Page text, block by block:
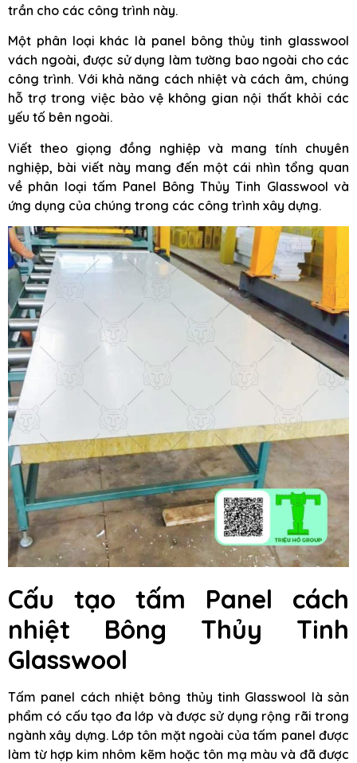
trần cho các công trình này.
Một phân loại khác là panel bông thủy tinh glasswool
vách ngoài, được sử dụng làm tường bao ngoài cho các
công trình. Với khả năng cách nhiệt và cách âm, chúng
hỗ trợ trong việc bảo vệ không gian nội thất khỏi các
yếu tố bên ngoài.
Viết theo giọng đồng nghiệp và mang tính chuyên
nghiệp, bài viết này mang đến một cái nhìn tổng quan
về phân loại tấm Panel Bông Thủy Tinh Glasswool và
ứng dụng của chúng trong các công trình xây dựng.
Cấu tạo tấm Panel cách
nhiệt Bông Thủy Tinh
Glasswool
Tấm panel cách nhiệt bông thủy tinh Glasswool là sản
phẩm có cấu tạo đa lớp và được sử dụng rộng rãi trong
ngành xây dựng. Lớp tôn mặt ngoài của tấm panel được
làm từ hợp kim nhôm kẽm hoặc tôn mạ màu và đã được